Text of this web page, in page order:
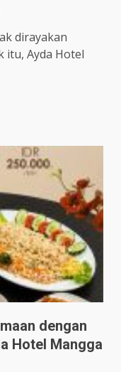
dirayakan
itu, Ayda Hotel
dengan
Hotel Mangga